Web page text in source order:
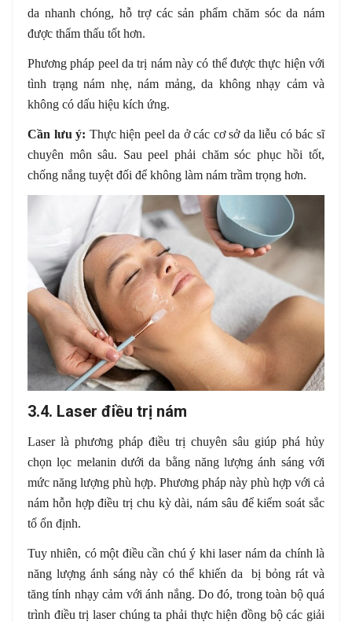
da nhanh chóng, hỗ trợ các sản phẩm chăm sóc da nám
được thẩm thấu tốt hơn.
Phương pháp peel da trị nám này có thể được thực hiện với
tình trạng nám nhẹ, nám mảng, da không nhạy cảm và
không có dấu hiệu kích ứng.
Cần lưu ý: Thực hiện peel da ở các cơ sở da liễu có bác sĩ
chuyên môn sâu. Sau peel phải chăm sóc phục hồi tốt,
chống nắng tuyệt đối để không làm nám trầm trọng hơn.
3.4. Laser điều trị nám
Laser là phương pháp điều trị chuyên sâu giúp phá hủy
chọn lọc melanin dưới da bằng năng lượng ánh sáng với
mức năng lượng phù hợp. Phương pháp này phù hợp với cả
nám hỗn hợp điều trị chu kỳ dài, nám sâu để kiểm soát sắc
tố ổn định.
Tuy nhiên, có một điều cần chú ý khi laser nám da chính là
năng lượng ánh sáng này có thể khiến da bị bỏng rát và
tăng tính nhạy cảm với ánh nắng. Do đó, trong toàn bộ quá
trình điều trị laser chúng ta phải thực hiện đồng bộ các giải